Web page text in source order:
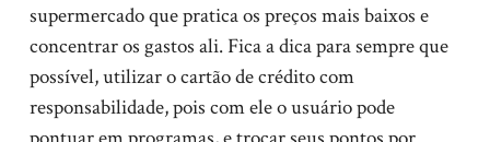
supermercado que pratica os preços mais baixos e
concentrar os gastos ali. Fica a dica para sempre que
possível, utilizar o cartão de crédito com
responsabilidade, pois com ele o usuário pode